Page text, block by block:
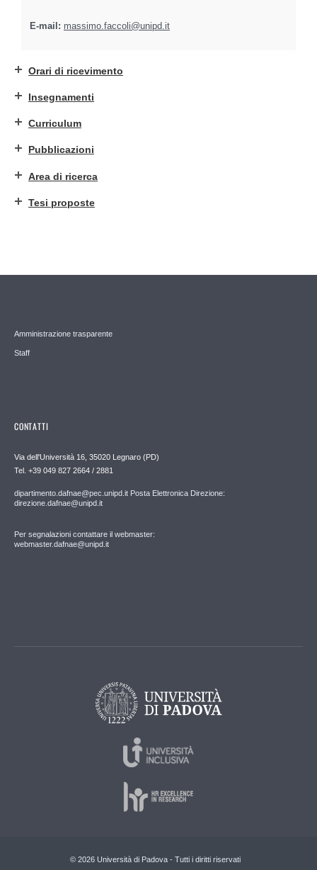
E-mail: massimo.faccoli@unipd.it
Orari di ricevimento
Insegnamenti
Curriculum
Pubblicazioni
Area di ricerca
Tesi proposte
Amministrazione trasparente
Staff
CONTATTI
Via dell'Università 16, 35020 Legnaro (PD)
Tel. +39 049 827 2664 / 2881
dipartimento.dafnae@pec.unipd.it Posta Elettronica Direzione:
direzione.dafnae@unipd.it
Per segnalazioni contattare il webmaster:
webmaster.dafnae@unipd.it
© 2026 Università di Padova - Tutti i diritti riservati